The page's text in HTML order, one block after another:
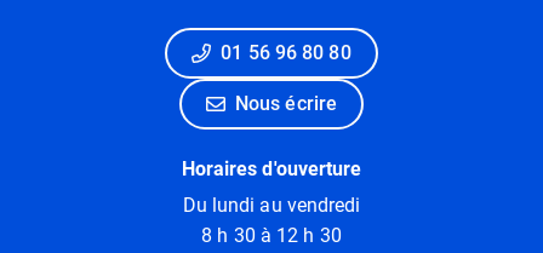
01 56 96 80 80
Nous écrire
Horaires d'ouverture
Du lundi au vendredi
8 h 30 à 12 h 30